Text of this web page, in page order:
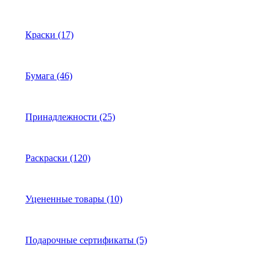
Краски (17)
Бумага (46)
Принадлежности (25)
Раскраски (120)
Уцененные товары (10)
Подарочные сертификаты (5)